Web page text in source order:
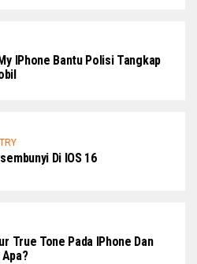
IPhone Bantu Polisi Tangkap
Di IOS 16
True Tone Pada IPhone Dan